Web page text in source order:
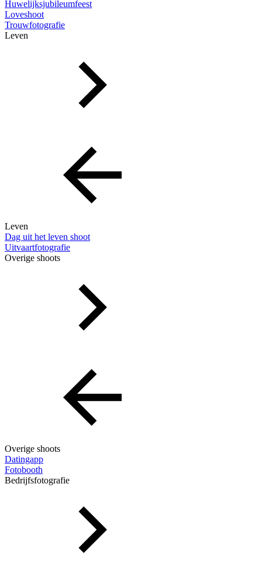
Huwelijksjubileumfeest
Loveshoot
Trouwfotografie
Leven
Leven
Dag uit het leven shoot
Uitvaartfotografie
Overige shoots
Overige shoots
Datingapp
Fotobooth
Bedrijfsfotografie